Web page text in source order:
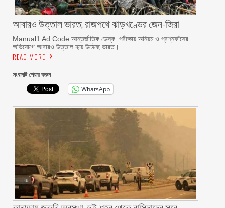
আবারও উত্তাল ভারত, রাজপথে ঝাড়খণ্ডের জেন-জিরা
Manual1 Ad Code আন্তর্জাতিক ডেস্ক: পরীক্ষায় অনিয়ম ও প্রশ্নফাঁসের
অভিযোগে আবারও উত্তাল হয়ে উঠেছে ভারত।
READ MORE
সংবাদটি শেয়ার করুন
WhatsApp